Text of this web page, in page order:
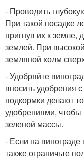
- Проводить
При такой посадке
пригнув их к земле,
землей. При
земляной холм
- Удобряйте
вносить удобрения
подкормки делают
удобрениями,
зеленой массы.
- Если на винограде
также ограничьте